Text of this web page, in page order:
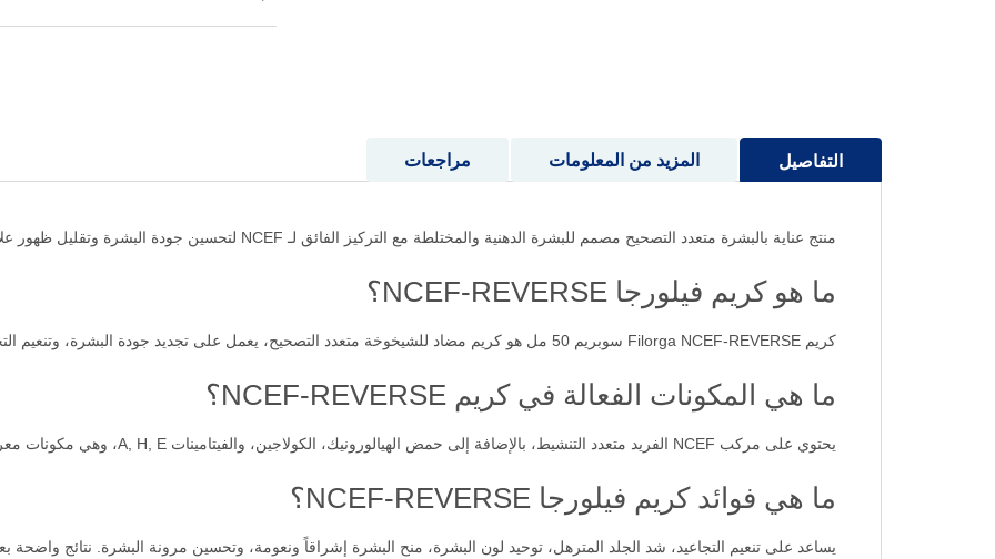
التفاصيل
منتج عناية بالبشرة متعدد التصحيح مصمم للبشرة الدهنية والمختلطة مع التركيز الفائق لـ NCEF لتحسين جودة البشرة وتقليل ظهور علامات الشيخوخة.
ما هو كريم فيلورجا NCEF-REVERSE؟
كريم Filorga NCEF-REVERSE سوبريم 50 مل هو كريم مضاد للشيخوخة متعدد التصحيح، يعمل على تجديد جودة البشرة، وتنعيم التجاعيد، وشد الجلد، وإضفاء الإشراق على البشرة.
ما هي المكونات الفعالة في كريم NCEF-REVERSE؟
يحتوي على مركب NCEF الفريد متعدد التنشيط، بالإضافة إلى حمض الهيالورونيك، الكولاجين، والفيتامينات A, H, E، وهي مكونات معروفة بمكافحة الشيخوخة وتحسين ملمس البشرة.
ما هي فوائد كريم فيلورجا NCEF-REVERSE؟
يساعد على تنعيم التجاعيد، شد الجلد المترهل، توحيد لون البشرة، منح البشرة إشراقاً ونعومة، وتحسين مرونة البشرة. نتائج واضحة بعد 7 أيام للاستخدام
المزيد من المعلومات مراجعات